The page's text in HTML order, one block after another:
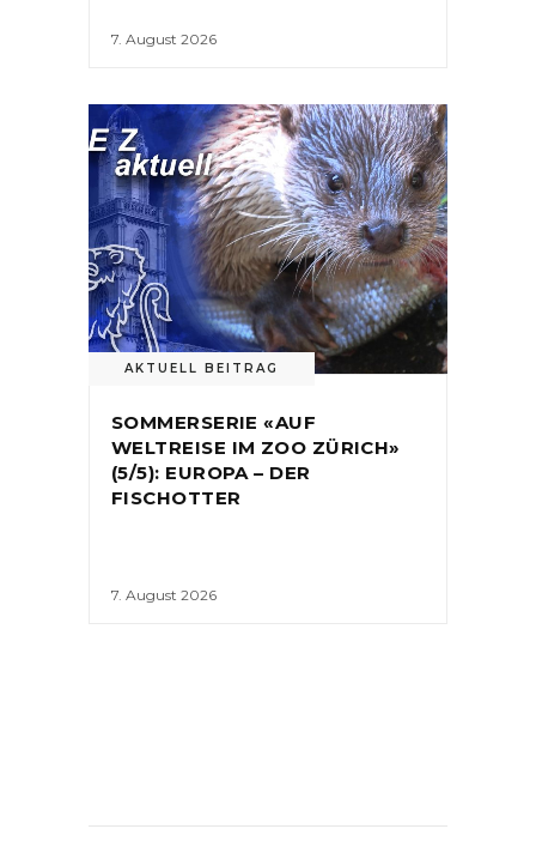
7. August 2026
AKTUELL BEITRAG
SOMMERSERIE «AUF
WELTREISE IM ZOO ZÜRICH»
(5/5): EUROPA – DER
FISCHOTTER
7. August 2026